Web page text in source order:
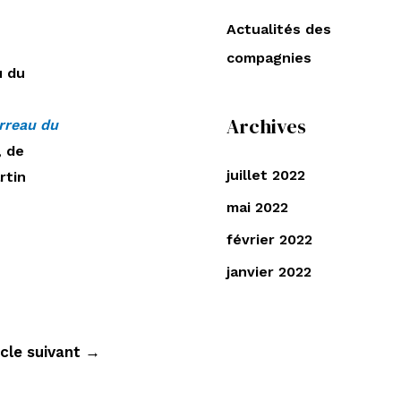
du
du
de
suivant →
r
c
e
:
Actualités des
compagnies
Archives
juillet 2022
mai 2022
février 2022
janvier 2022